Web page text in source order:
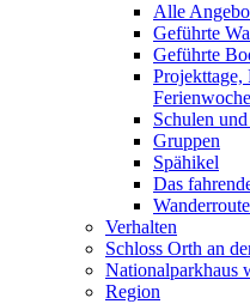
Alle
Geführte
Geführte
Projekttage,
Schulen
Gruppen
Spähikel
Das
Verhalten
Schloss Orth an
Nationalparkhaus
Region